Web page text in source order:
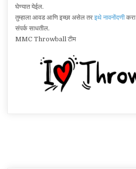
घेण्यात येईल.
तुम्हाला आवड आणि इच्छा असेल तर इथे नावनोंदणी
संपर्क साधतील.
MMC Throwball टीम